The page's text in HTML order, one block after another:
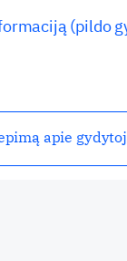
(pildo
apie